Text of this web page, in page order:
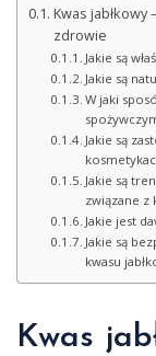
Kwas jabłkowy
zdrowie
Jakie są
Jakie są
W jaki
Jakie są
Jakie są
związane z
Jakie jest
Jakie są
kwasu
Kwas